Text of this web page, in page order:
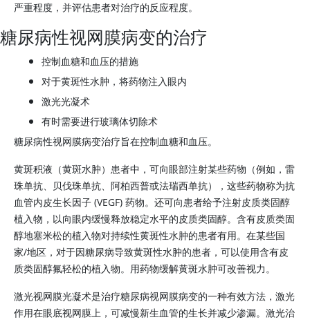
严重程度，并评估患者对治疗的反应程度。
糖尿病性视网膜病变的治疗
控制血糖和血压的措施
对于黄斑性水肿，将药物注入眼内
激光光凝术
有时需要进行玻璃体切除术
糖尿病性视网膜病变治疗旨在控制血糖和血压。
黄斑积液（黄斑水肿）患者中，可向眼部注射某些药物（例如，雷
珠单抗、贝伐珠单抗、阿柏西普或法瑞西单抗），这些药物称为抗
血管内皮生长因子 (VEGF) 药物。还可向患者给予注射皮质类固醇
植入物，以向眼内缓慢释放稳定水平的皮质类固醇。含有皮质类固
醇地塞米松的植入物对持续性黄斑性水肿的患者有用。在某些国
家/地区，对于因糖尿病导致黄斑性水肿的患者，可以使用含有皮
质类固醇氟轻松的植入物。用药物缓解黄斑水肿可改善视力。
激光视网膜光凝术是治疗糖尿病视网膜病变的一种有效方法，激光
作用在眼底视网膜上，可减慢新生血管的生长并减少渗漏。激光治